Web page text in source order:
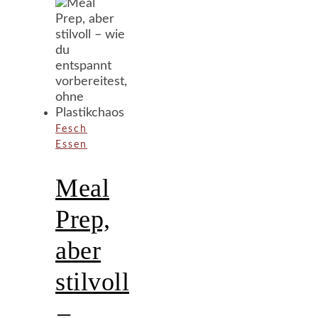
Fesch
Essen
Meal
Prep,
aber
stilvoll